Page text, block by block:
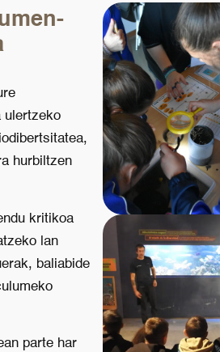
ulertzeko
hurbiltzen
kritikoa
lan
baliabide
parte har